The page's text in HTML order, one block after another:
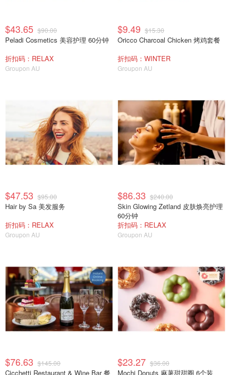
$43.65 $90.00
Peladi Cosmetics 美容护理 60分钟
折扣码：RELAX
Groupon AU
$9.49 $15.30
Oricco Charcoal Chicken 烤鸡套餐
折扣码：WINTER
Groupon AU
$47.53 $95.00
Hair by Sa 美发服务
折扣码：RELAX
Groupon AU
$86.33 $240.00
Skin Glowing Zetland 皮肤焕亮护理
60分钟
折扣码：RELAX
Groupon AU
$76.63 $145.00
Cicchetti Restaurant & Wine Bar 餐
$23.27 $36.00
Mochi Donuts 麻薯甜甜圈 6个装